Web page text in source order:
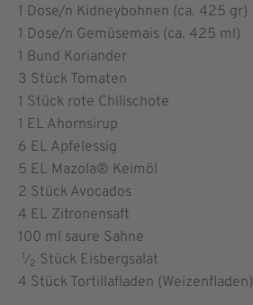
1 Dose/n Kidneybohnen (ca. 425 gr)
1 Dose/n Gemüsemais (ca. 425 ml)
1 Bund Koriander
3 Stück Tomaten
1 Stück rote Chilischote
1 EL Ahornsirup
6 EL Apfelessig
5 EL Mazola® Keimöl
2 Stück Avocados
4 EL Zitronensaft
100 ml saure Sahne
1⁄2 Stück Eisbergsalat
4 Stück Tortillafladen (Weizenfladen)